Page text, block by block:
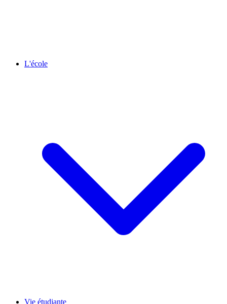
L'école
Vie étudiante